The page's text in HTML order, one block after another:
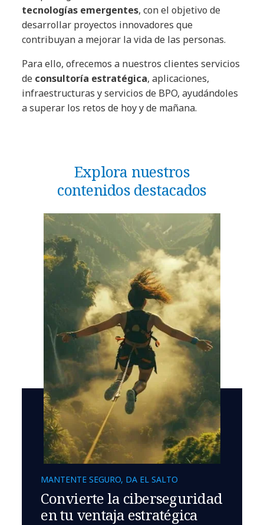
tecnologías emergentes, con el objetivo de
desarrollar proyectos innovadores que
contribuyan a mejorar la vida de las personas.
Para ello, ofrecemos a nuestros clientes servicios
de consultoría estratégica, aplicaciones,
infraestructuras y servicios de BPO, ayudándoles
a superar los retos de hoy y de mañana.
Explora nuestros
contenidos destacados
MANTENTE SEGURO, DA EL SALTO
Convierte la ciberseguridad
en tu ventaja estratégica